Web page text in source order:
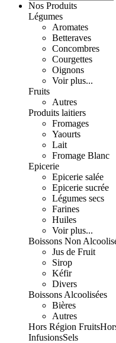
Nos Produits
Légumes
Aromates
Betteraves
Concombres
Courgettes
Oignons
Voir plus...
Fruits
Autres
Produits laitiers
Fromages
Yaourts
Lait
Fromage Blanc
Epicerie
Epicerie salée
Epicerie sucrée
Légumes secs
Farines
Huiles
Voir plus...
Boissons Non
Jus de Fruit
Sirop
Kéfir
Divers
Boissons Alcoolisées
Bières
Autres
Hors Région Fruits
InfusionsSels